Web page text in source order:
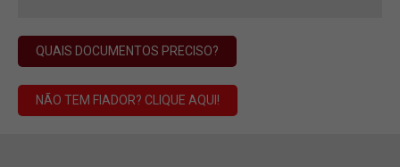
QUAIS DOCUMENTOS PRECISO?
NÃO TEM FIADOR? CLIQUE AQUI!